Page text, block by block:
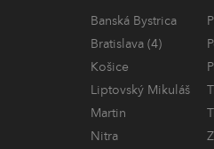
Banská Bystrica
Bratislava (4)
Košice
Liptovský Mikuláš
Martin
Nitra